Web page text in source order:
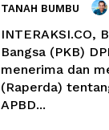
TANAH BUMBU
INTERAKSI.CO,
Bangsa (PKB)
menerima dan
(Raperda)
APBD...